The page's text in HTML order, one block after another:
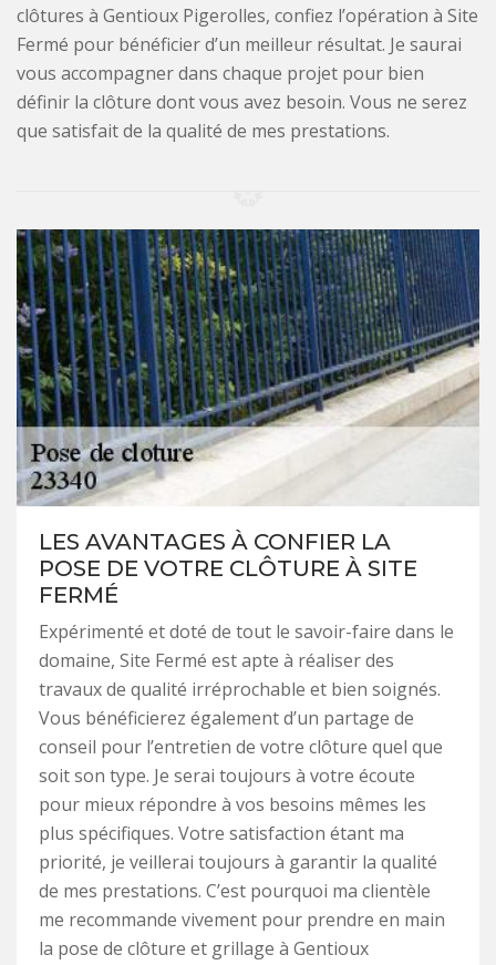
clôtures à Gentioux Pigerolles, confiez l’opération à Site
Fermé pour bénéficier d’un meilleur résultat. Je saurai
vous accompagner dans chaque projet pour bien
définir la clôture dont vous avez besoin. Vous ne serez
que satisfait de la qualité de mes prestations.
LES AVANTAGES À CONFIER LA
POSE DE VOTRE CLÔTURE À SITE
FERMÉ
Expérimenté et doté de tout le savoir-faire dans le
domaine, Site Fermé est apte à réaliser des
travaux de qualité irréprochable et bien soignés.
Vous bénéficierez également d’un partage de
conseil pour l’entretien de votre clôture quel que
soit son type. Je serai toujours à votre écoute
pour mieux répondre à vos besoins mêmes les
plus spécifiques. Votre satisfaction étant ma
priorité, je veillerai toujours à garantir la qualité
de mes prestations. C’est pourquoi ma clientèle
me recommande vivement pour prendre en main
la pose de clôture et grillage à Gentioux